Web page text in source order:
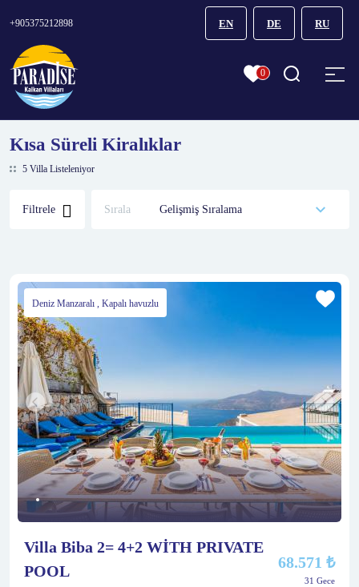
+905375212898 EN DE RU
0
Kısa Süreli Kiralıklar
5 Villa Listeleniyor
Filtrele Sırala
Deniz Manzaralı , Kapalı havuzlu
Villa Biba 2= 4+2 WİTH PRIVATE
POOL
68.571 ₺
31 Gece